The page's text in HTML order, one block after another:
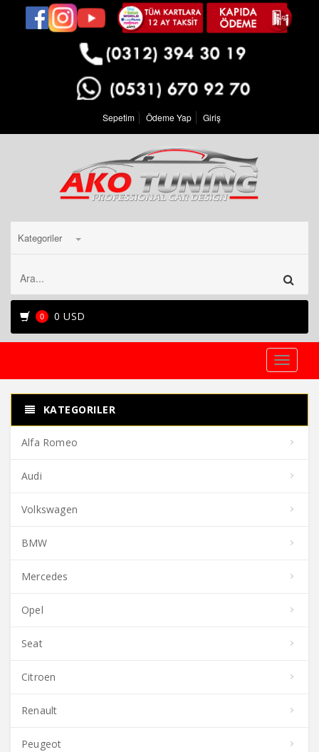
Sepetim Ödeme Yap Giriş
Kategoriler
0 0 USD
Toggle
KATEGORILER
Alfa Romeo
Audi
Volkswagen
BMW
Mercedes
Opel
Seat
Citroen
Renault
Peugeot